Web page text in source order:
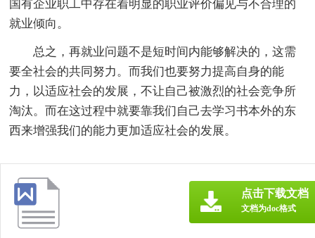
国有企业职工中存在着明显的职业评价偏见与不合理的
就业倾向。
总之，再就业问题不是短时间内能够解决的，这需
要全社会的共同努力。而我们也要努力提高自身的能
力，以适应社会的发展，不让自己被激烈的社会竞争所
淘汰。而在这过程中就要靠我们自己去学习书本外的东
西来增强我们的能力更加适应社会的发展。
点击下载文档
文档为doc格式